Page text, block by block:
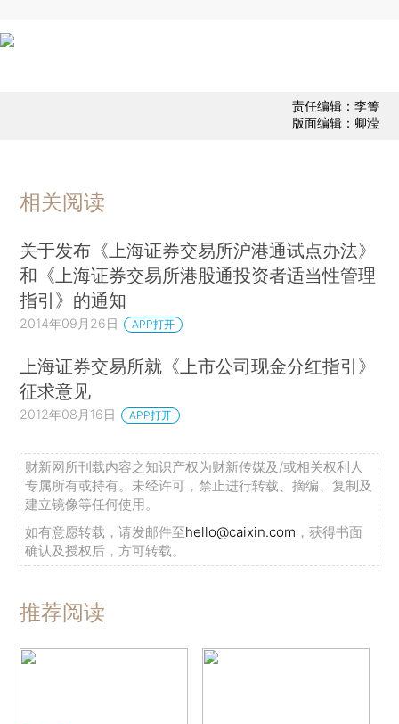
责任编辑：李箐
版面编辑：卿滢
相关阅读
关于发布《上海证券交易所沪港通试点办法》
和《上海证券交易所港股通投资者适当性管理
指引》的通知
2014年09月26日 APP打开
上海证券交易所就《上市公司现金分红指引》
征求意见
2012年08月16日 APP打开
财新网所刊载内容之知识产权为财新传媒及/或相关权利人
专属所有或持有。未经许可，禁止进行转载、摘编、复制及
建立镜像等任何使用。
如有意愿转载，请发邮件至hello@caixin.com ，获得书面
确认及授权后，方可转载。
推荐阅读